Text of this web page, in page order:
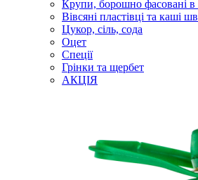
Крупи, борошно фасовані в
Вівсяні пластівці та каші
Цукор, сіль, сода
Оцет
Спеції
Грінки та щербет
АКЦІЯ